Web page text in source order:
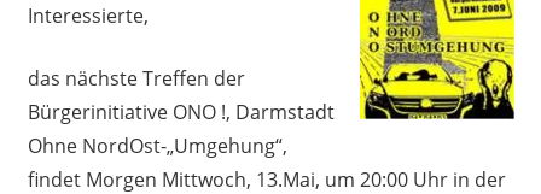
Interessierte,
das nächste Treffen der
Bürgerinitiative ONO !, Darmstadt
Ohne NordOst-„Umgehung“,
findet Morgen Mittwoch, 13.Mai, um 20:00 Uhr in der